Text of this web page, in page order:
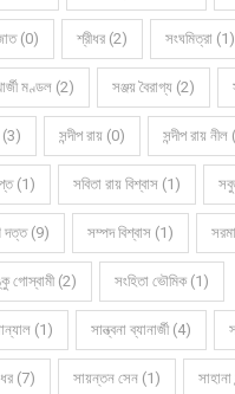
(0) শ্রীধর (2) সংঘমিত্রা (1)
মণ্ডল (2) সঞ্জয় বৈরাগ্য (2)
(3) সন্দীপ রায় (0) সন্দীপ রায়
(1) সবিতা রায় বিশ্বাস (1)
দত্ত (9) সম্পদ বিশ্বাস (1)
গোস্বামী (2) সংহিতা ভৌমিক (1)
(1) সান্ত্বনা ব্যানার্জী (4)
(7) সায়ন্তন সেন (1)